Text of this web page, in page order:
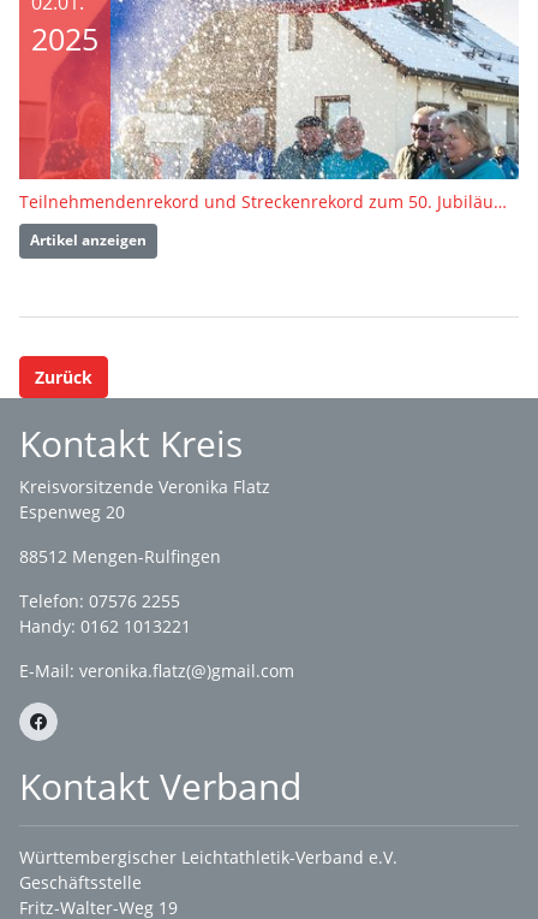
2025
Teilnehmendenrekord und Streckenrekord zum 50. Jubiläum in Fluorn
Artikel anzeigen
Zurück
Kontakt Kreis
Kreisvorsitzende Veronika Flatz
Espenweg 20
88512 Mengen-Rulfingen
Telefon: 07576 2255
Handy: 0162 1013221
E-Mail: veronika.flatz(@)gmail.com
Kontakt Verband
Württembergischer Leichtathletik-Verband e.V.
Geschäftsstelle
Fritz-Walter-Weg 19